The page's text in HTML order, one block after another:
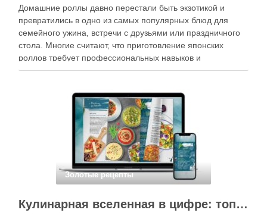
Домашние роллы давно перестали быть экзотикой и
превратились в одно из самых популярных блюд для
семейного ужина, встречи с друзьями или праздничного
стола. Многие считают, что приготовление японских
роллов требует профессиональных навыков и
специального оборудования, однако на практике сделать
кухне. Главное — …
Золотые рецепты
Кулинарная вселенная в цифре: топ-3 самых больших электронных книг рецептов